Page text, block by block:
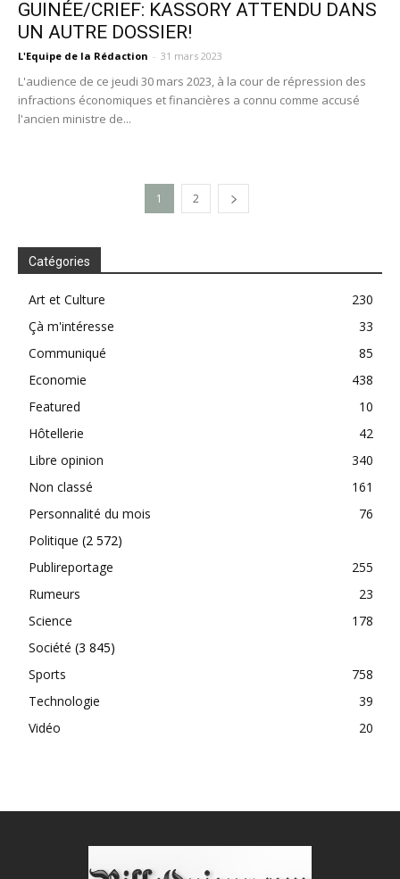
GUINÉE/CRIEF: KASSORY ATTENDU DANS
UN AUTRE DOSSIER!
L'Equipe de la Rédaction - 31 mars 2023
L'audience de ce jeudi 30 mars 2023, à la cour de répression des
infractions économiques et financières a connu comme accusé
l'ancien ministre de...
1 2
Catégories
Art et Culture
230
Çà m'intéresse
33
Communiqué
85
Economie
438
Featured
10
Hôtellerie
42
Libre opinion
340
Non classé
161
Personnalité du mois
76
Politique (2 572)
Publireportage
255
Rumeurs
23
Science
178
Société (3 845)
Sports
758
Technologie
39
Vidéo
20